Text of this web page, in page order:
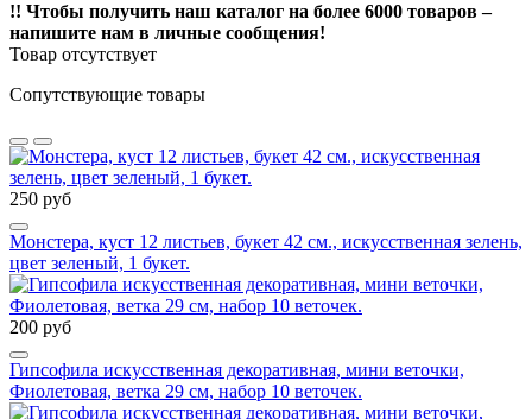
!! Чтобы получить наш каталог на более 6000 товаров –
напишите нам в личные сообщения!
Товар отсутствует
Сопутствующие товары
250 руб
Монстера, куст 12 листьев, букет 42 см., искусственная зелень,
цвет зеленый, 1 букет.
200 руб
Гипсофила искусственная декоративная, мини веточки,
Фиолетовая, ветка 29 см, набор 10 веточек.